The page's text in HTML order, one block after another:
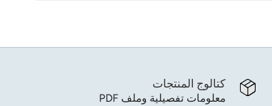
كتالوج المنتجات
معلومات تفصيلية وملف PDF